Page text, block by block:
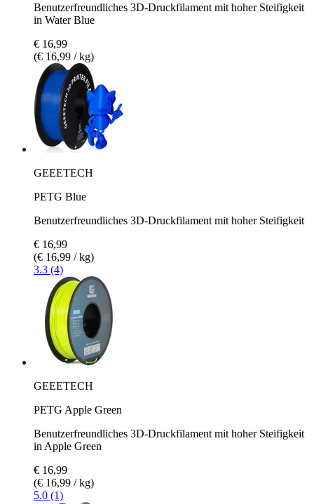
Benutzerfreundliches 3D-Druckfilament mit hoher Steifigkeit
in Water Blue
€ 16,99
(€ 16,99 / kg)
GEEETECH
PETG Blue
Benutzerfreundliches 3D-Druckfilament mit hoher Steifigkeit
€ 16,99
(€ 16,99 / kg)
3.3 (4)
GEEETECH
PETG Apple Green
Benutzerfreundliches 3D-Druckfilament mit hoher Steifigkeit
in Apple Green
€ 16,99
(€ 16,99 / kg)
5.0 (1)